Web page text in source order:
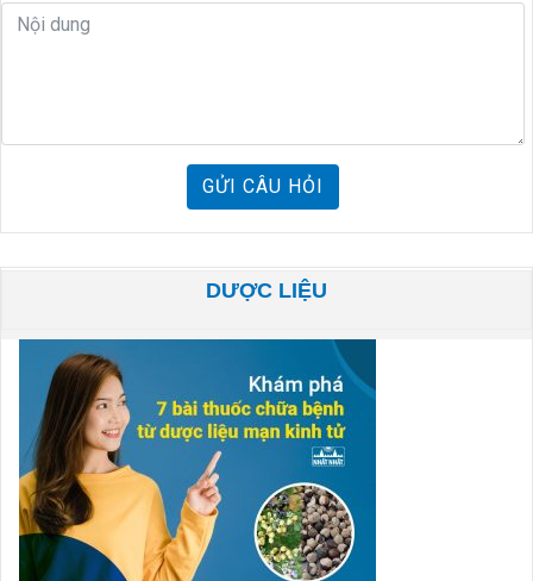
GỬI CÂU HỎI
DƯỢC LIỆU